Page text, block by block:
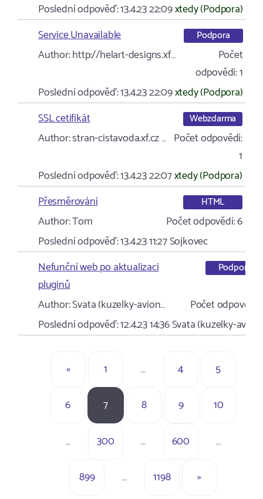
Poslední odpověď:13.4.23 22:09xtedy (Podpora)
Service Unavailable
Podpora
Author:http://helart-designs.xf…
Počet
odpovědí:1
Poslední odpověď:13.4.23 22:09xtedy (Podpora)
SSL cetifikát
Webzdarma
Author:stran-cistavoda.xf.cz … Počet odpovědí:
1
Poslední odpověď:13.4.23 22:07xtedy (Podpora)
Přesměrování
HTML
Author:Tom Počet odpovědí:6
Poslední odpověď:13.4.23 11:27Sojkovec
Nefunční web po aktualizaci
pluginů
Podpora
Author:Svata (kuzelky-avion… Počet odpovědí:
Poslední odpověď:12.4.23 14:36Svata (kuzelky-
« 1 … 4 5
6 7 8 9 10
… 300 … 600 …
899 … 1198 »